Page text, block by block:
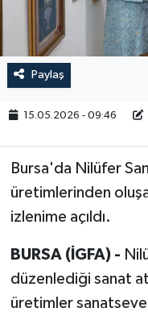
Paylaş
15.05.2026 - 09:46
Bursa'da Nilüfer
üretimlerinden
izlenime açıldı.
BURSA (İGFA) -
düzenlediği sanat
üretimler
RESMİ İLAN